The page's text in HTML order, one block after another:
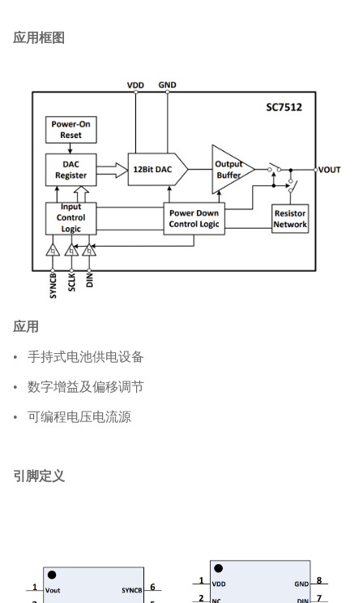
应用框图
应用
• 手持式电池供电设备
• 数字增益及偏移调节
• 可编程电压电流源
引脚定义